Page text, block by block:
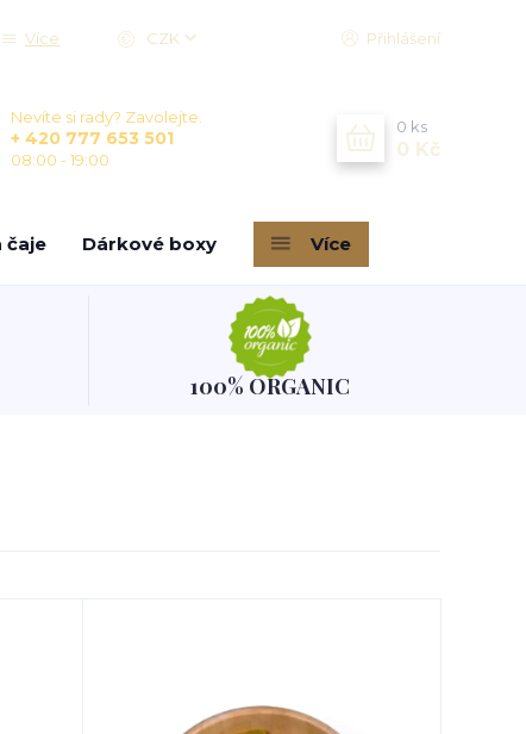
Více CZK Přihlášení
Nevíte si rady? Zavolejte.
+ 420 777 653 501
08:00 - 19:00
0 ks
0 Kč
čaje Dárkové boxy Více
100% ORGANIC